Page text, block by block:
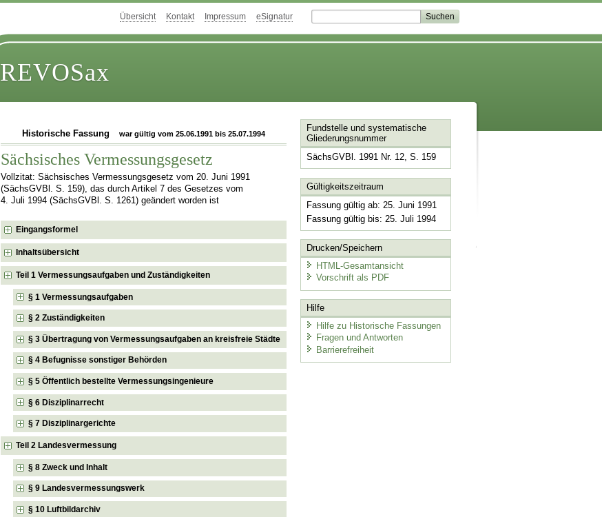
Übersicht Kontakt Impressum eSignatur
REVOSax
Historische Fassung war gültig vom 25.06.1991 bis 25.07.1994
Sächsisches Vermessungsgesetz
Vollzitat: Sächsisches Vermessungsgesetz vom 20. Juni 1991
(SächsGVBl. S. 159), das durch Artikel 7 des Gesetzes vom
4. Juli 1994 (SächsGVBl. S. 1261) geändert worden ist
Eingangsformel
Inhaltsübersicht
Teil 1 Vermessungsaufgaben und Zuständigkeiten
§ 1 Vermessungsaufgaben
§ 2 Zuständigkeiten
§ 3 Übertragung von Vermessungsaufgaben an kreisfreie Städte
§ 4 Befugnisse sonstiger Behörden
§ 5 Öffentlich bestellte Vermessungsingenieure
§ 6 Disziplinarrecht
§ 7 Disziplinargerichte
Teil 2 Landesvermessung
§ 8 Zweck und Inhalt
§ 9 Landesvermessungswerk
§ 10 Luftbildarchiv
Fundstelle und systematische
Gliederungsnummer
SächsGVBl. 1991 Nr. 12, S. 159
Gültigkeitszeitraum
Fassung gültig ab: 25. Juni 1991
Fassung gültig bis: 25. Juli 1994
Drucken/Speichern
HTML-Gesamtansicht
Vorschrift als PDF
Hilfe
Hilfe zu Historische Fassungen
Fragen und Antworten
Barrierefreiheit